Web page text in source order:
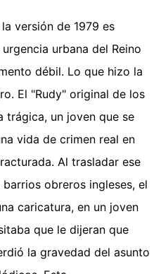
versión de 1979 es
urbana del Reino
débil. Lo que hizo la
El "Rudy" original de los
trágica, un joven que se
vida de crimen real en
Al trasladar ese
obreros ingleses, el
caricatura, en un joven
que le dijeran que
la gravedad del asunto